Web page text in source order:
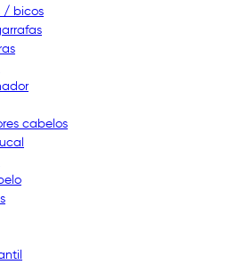
/ bicos
cabelos